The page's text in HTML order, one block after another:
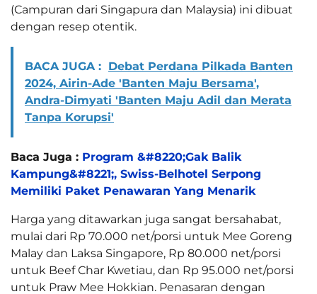
(Campuran dari Singapura dan Malaysia) ini dibuat
dengan resep otentik.
BACA JUGA : Debat Perdana Pilkada Banten
2024, Airin-Ade 'Banten Maju Bersama',
Andra-Dimyati 'Banten Maju Adil dan Merata
Tanpa Korupsi'
Baca Juga : Program &#8220;Gak Balik
Kampung&#8221;, Swiss-Belhotel Serpong
Memiliki Paket Penawaran Yang Menarik
Harga yang ditawarkan juga sangat bersahabat,
mulai dari Rp 70.000 net/porsi untuk Mee Goreng
Malay dan Laksa Singapore, Rp 80.000 net/porsi
untuk Beef Char Kwetiau, dan Rp 95.000 net/porsi
untuk Praw Mee Hokkian. Penasaran dengan